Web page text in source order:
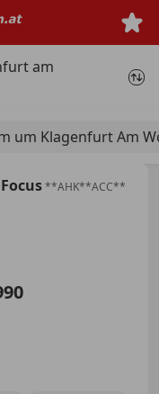
am
um Klagenfurt Am
**AHK**ACC**